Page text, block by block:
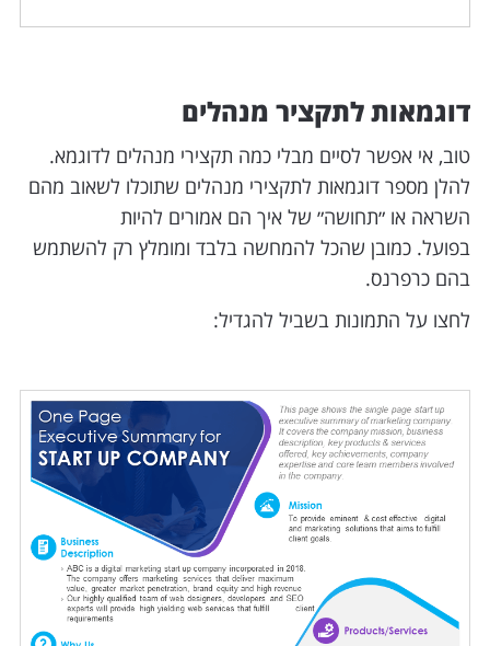
דוגמאות לתקציר מנהלים
טוב, אי אפשר לסיים מבלי כמה תקצירי מנהלים לדוגמא.
להלן מספר דוגמאות לתקצירי מנהלים שתוכלו לשאוב מהם
השראה או ״תחושה״ של איך הם אמורים להיות
בפועל. כמובן שהכל להמחשה בלבד ומומלץ רק להשתמש
בהם כרפרנס.
לחצו על התמונות בשביל להגדיל: